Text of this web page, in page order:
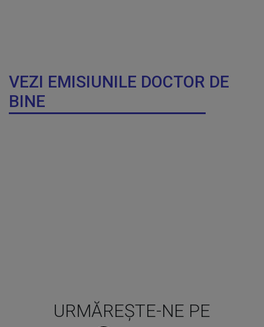
VEZI EMISIUNILE DOCTOR DE
BINE
URMĂREȘTE-NE PE